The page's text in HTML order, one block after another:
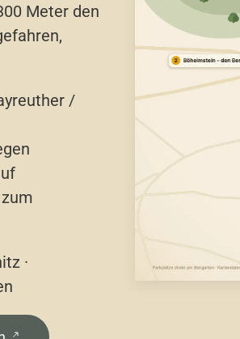
Meter den
/
·